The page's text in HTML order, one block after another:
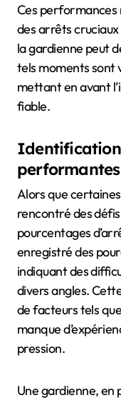
Ces performances
des arrêts cruciaux
la gardienne peut
tels moments sont
mettant en avant
fiable.
Identification
performantes
Alors que
rencontré des
pourcentages
enregistré des
indiquant des
divers angles.
de facteurs tels
manque
pression.
Une gardienne, en